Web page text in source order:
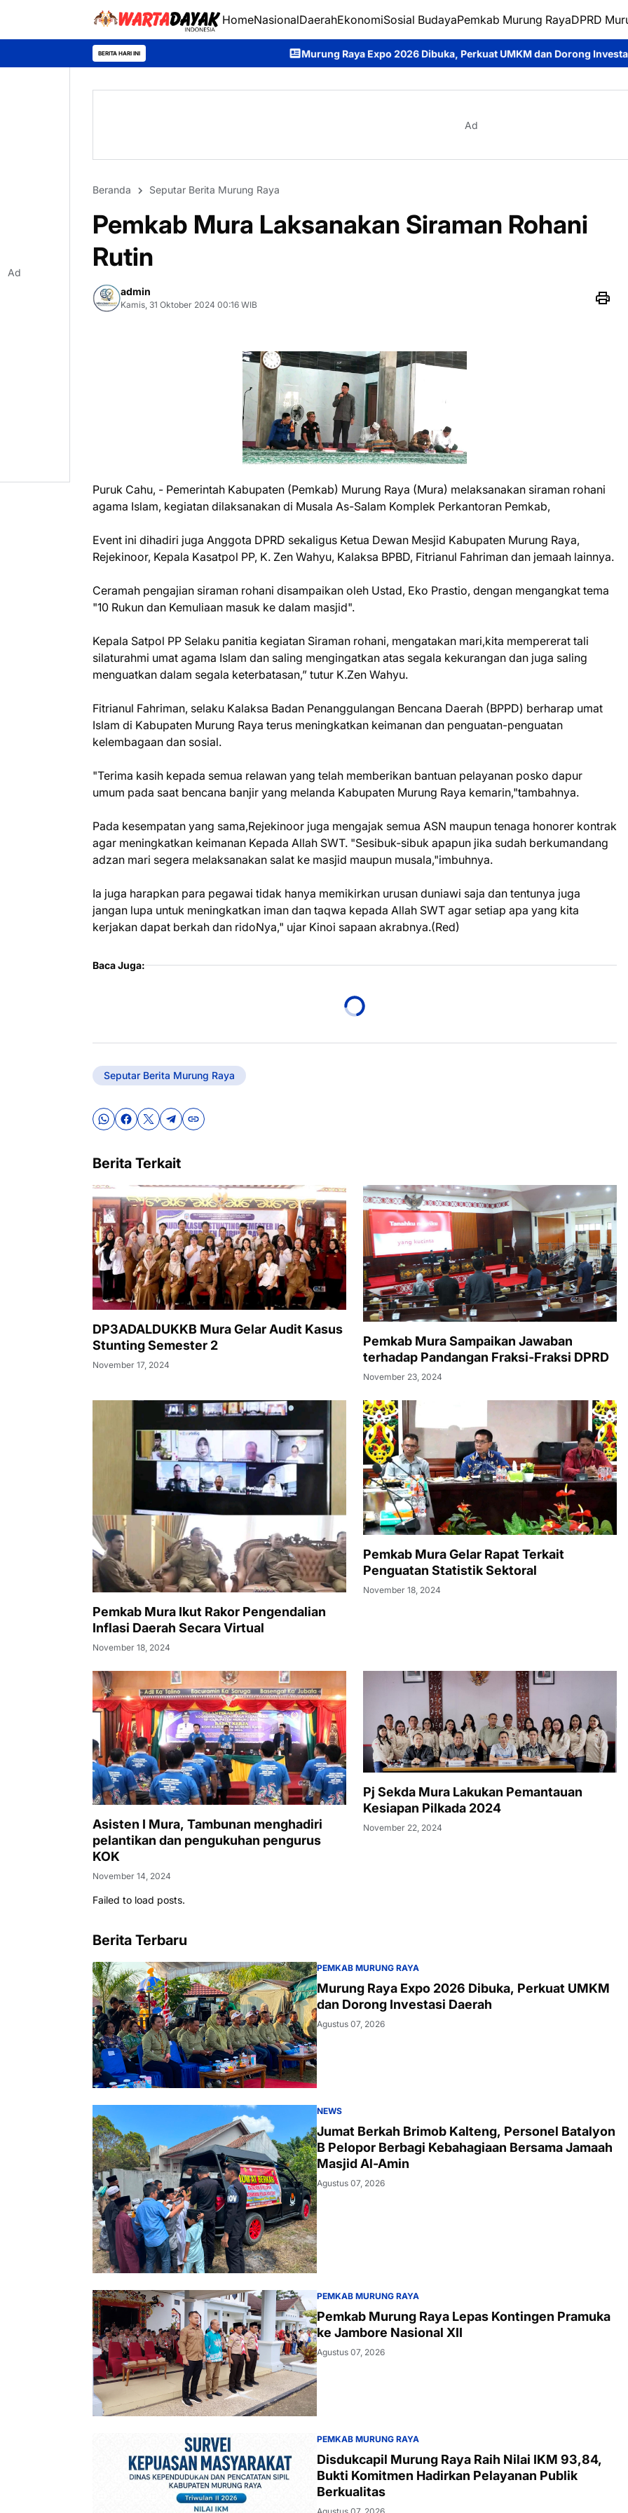
HomeNasionalDaerahEkonomiSosial BudayaPemkab Murung RayaDPRD
BERITA HARI INI Murung Raya Expo 2026 Dibuka, Perkuat UMKM dan Dorong Investasi Daerah Jumat
Ad
Beranda Seputar Berita Murung Raya
Pemkab Mura Laksanakan Siraman Rohani
Rutin
admin
Kamis, 31 Oktober 2024 00:16 WIB
Puruk Cahu, - Pemerintah Kabupaten (Pemkab) Murung Raya (Mura) melaksanakan siraman rohani
agama Islam, kegiatan dilaksanakan di Musala As-Salam Komplek Perkantoran Pemkab,
Event ini dihadiri juga Anggota DPRD sekaligus Ketua Dewan Mesjid Kabupaten Murung Raya,
Rejekinoor, Kepala Kasatpol PP, K. Zen Wahyu, Kalaksa BPBD, Fitrianul Fahriman dan jemaah lainnya.
Ceramah pengajian siraman rohani disampaikan oleh Ustad, Eko Prastio, dengan mengangkat tema
"10 Rukun dan Kemuliaan masuk ke dalam masjid".
Kepala Satpol PP Selaku panitia kegiatan Siraman rohani, mengatakan mari,kita mempererat tali
silaturahmi umat agama Islam dan saling mengingatkan atas segala kekurangan dan juga saling
menguatkan dalam segala keterbatasan,” tutur K.Zen Wahyu.
Fitrianul Fahriman, selaku Kalaksa Badan Penanggulangan Bencana Daerah (BPPD) berharap umat
Islam di Kabupaten Murung Raya terus meningkatkan keimanan dan penguatan-penguatan
kelembagaan dan sosial.
"Terima kasih kepada semua relawan yang telah memberikan bantuan pelayanan posko dapur
umum pada saat bencana banjir yang melanda Kabupaten Murung Raya kemarin,"tambahnya.
Pada kesempatan yang sama,Rejekinoor juga mengajak semua ASN maupun tenaga honorer kontrak
agar meningkatkan keimanan Kepada Allah SWT. "Sesibuk-sibuk apapun jika sudah berkumandang
adzan mari segera melaksanakan salat ke masjid maupun musala,"imbuhnya.
Ia juga harapkan para pegawai tidak hanya memikirkan urusan duniawi saja dan tentunya juga
jangan lupa untuk meningkatkan iman dan taqwa kepada Allah SWT agar setiap apa yang kita
kerjakan dapat berkah dan ridoNya," ujar Kinoi sapaan akrabnya.(Red)
Baca Juga:
Seputar Berita Murung Raya
Berita Terkait
DP3ADALDUKKB Mura Gelar Audit Kasus
Stunting Semester 2
November 17, 2024
Pemkab Mura Sampaikan Jawaban
terhadap Pandangan Fraksi-Fraksi DPRD
November 23, 2024
Pemkab Mura Ikut Rakor Pengendalian
Inflasi Daerah Secara Virtual
November 18, 2024
Pemkab Mura Gelar Rapat Terkait
Penguatan Statistik Sektoral
November 18, 2024
Asisten I Mura, Tambunan menghadiri
pelantikan dan pengukuhan pengurus
KOK
November 14, 2024
Pj Sekda Mura Lakukan Pemantauan
Kesiapan Pilkada 2024
November 22, 2024
Failed to load posts.
Berita Terbaru
PEMKAB MURUNG RAYA
Murung Raya Expo 2026 Dibuka, Perkuat UMKM
dan Dorong Investasi Daerah
Agustus 07, 2026
NEWS
Jumat Berkah Brimob Kalteng, Personel Batalyon
B Pelopor Berbagi Kebahagiaan Bersama Jamaah
Masjid Al-Amin
Agustus 07, 2026
PEMKAB MURUNG RAYA
Pemkab Murung Raya Lepas Kontingen Pramuka
ke Jambore Nasional XII
Agustus 07, 2026
PEMKAB MURUNG RAYA
Disdukcapil Murung Raya Raih Nilai IKM 93,84,
Bukti Komitmen Hadirkan Pelayanan Publik
Berkualitas
Ad